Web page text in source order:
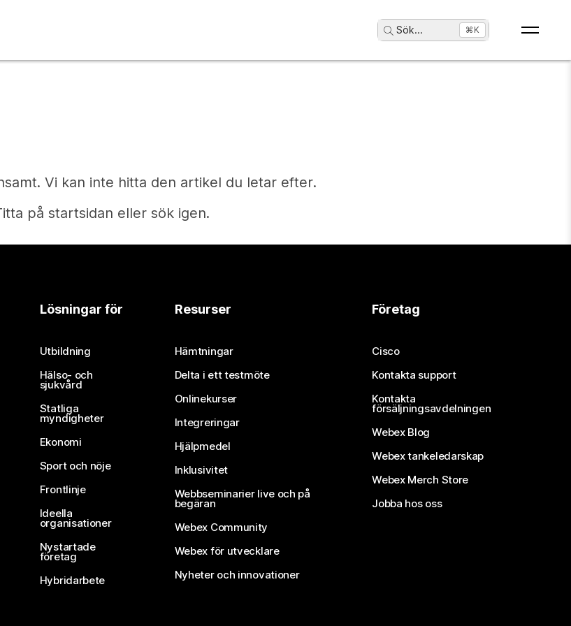
Sök... ⌘K
Vi kan inte hitta den artikel du letar efter.
på startsidan eller sök igen.
Behöver du ett svar?
Skicka in en fråga
Lösningar för
Utbildning
Hälso- och
sjukvård
Statliga
myndigheter
Ekonomi
Sport och nöje
Frontlinje
Ideella
organisationer
Nystartade
företag
Hybridarbete
Resurser
Hämtningar
Delta i ett testmöte
Onlinekurser
Integreringar
Hjälpmedel
Inklusivitet
Webbseminarier live och på
begäran
Webex Community
Webex för utvecklare
Nyheter och innovationer
Företag
Cisco
Kontakta support
Kontakta
försäljningsavdelningen
Webex Blog
Webex tankeledarskap
Webex Merch Store
Jobba hos oss